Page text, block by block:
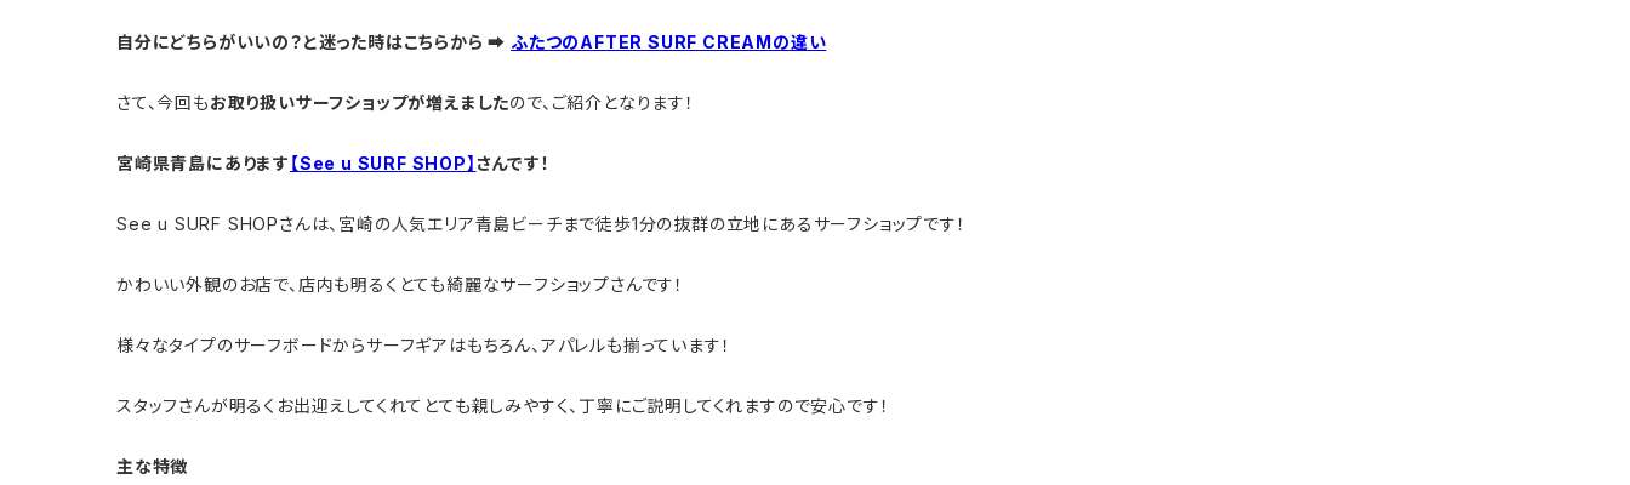
自分にどちらがいいの？と迷った時はこちらから ➡ ふたつのAFTER SURF CREAMの違い
さて、今回もお取り扱いサーフショップが増えましたので、ご紹介となります！
宮崎県青島にあります 【See u SURF SHOP】 さんです！
See u SURF SHOPさんは、宮崎の人気エリア青島ビーチまで徒歩1分の抜群の立地にあるサーフショップです！
かわいい外観のお店で、店内も明るくとても綺麗なサーフショップさんです！
様々なタイプのサーフボードからサーフギアはもちろん、アパレルも揃っています！
スタッフさんが明るくお出迎えしてくれてとても親しみやすく、丁寧にご説明してくれますので安心です！
主な特徴